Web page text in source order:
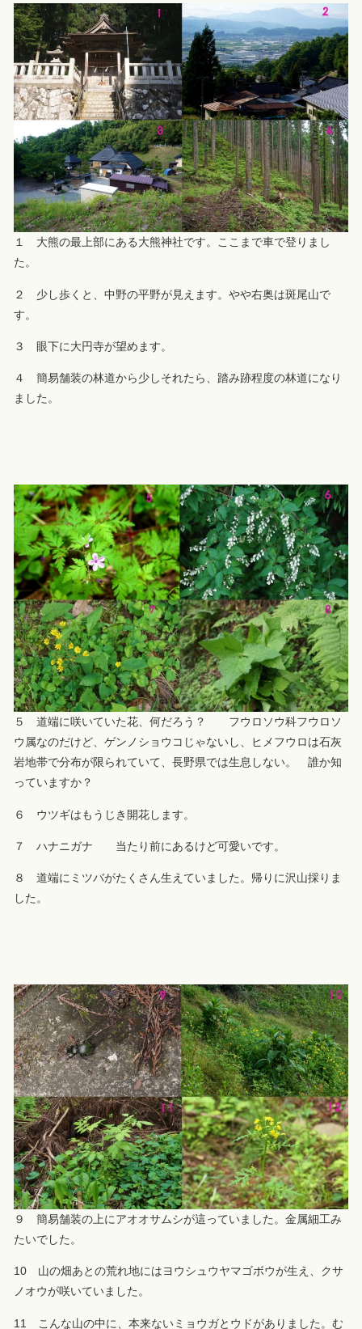
１ 大熊の最上部にある大熊神社です。ここまで車で登りまし
た。
２ 少し歩くと、中野の平野が見えます。やや右奥は斑尾山で
す。
３ 眼下に大円寺が望めます。
４ 簡易舗装の林道から少しそれたら、踏み跡程度の林道になり
ました。
５ 道端に咲いていた花、何だろう？ フウロソウ科フウロソ
ウ属なのだけど、ゲンノショウコじゃないし、ヒメフウロは石灰
岩地帯で分布が限られていて、長野県では生息しない。 誰か知
っていますか？
６ ウツギはもうじき開花します。
７ ハナニガナ 当たり前にあるけど可愛いです。
８ 道端にミツバがたくさん生えていました。帰りに沢山採りま
した。
９ 簡易舗装の上にアオオサムシが這っていました。金属細工み
たいでした。
10 山の畑あとの荒れ地にはヨウシュウヤマゴボウが生え、クサ
ノオウが咲いていました。
11 こんな山の中に、本来ないミョウガとウドがありました。む